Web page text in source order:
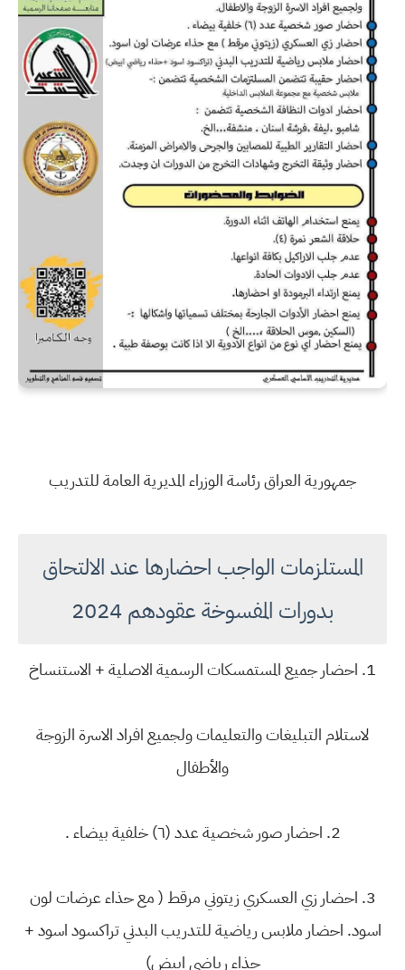
جمهورية العراق رئاسة الوزراء المديرية العامة للتدريب
المستلزمات الواجب احضارها عند الالتحاق
بدورات المفسوخة عقودهم 2024
1. احضار جميع المستمسكات الرسمية الاصلية + الاستنساخ
لاستلام التبليغات والتعليمات ولجميع افراد الاسرة الزوجة
والأطفال
2. احضار صور شخصية عدد (٦) خلفية بيضاء .
3. احضار زي العسكري زيتوني مرقط ( مع حذاء عرضات لون
اسود. احضار ملابس رياضية للتدريب البدني تراكسود اسود +
حذاء رياضي ابيض)